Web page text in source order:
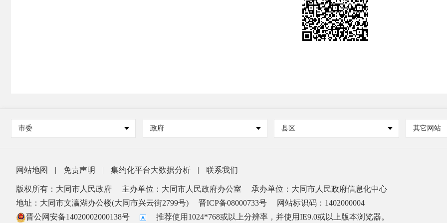
市委 政府 县区 其它网站
网站地图 | 免责声明 | 集约化平台大数据分析 | 联系我们
版权所有：大同市人民政府 主办单位：大同市人民政府办公室
承办单位：大同市人民政府信息化中心
地址：大同市文瀛湖办公楼(大同市兴云街2799号)
晋ICP备08000733号
网站标识码：1402000004
晋公网安备14020002000138号
推荐使用1024*768或以上分辨率，并使用IE9.0或以上版本浏览器。